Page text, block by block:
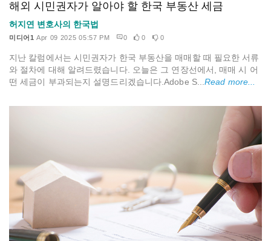
해외 시민권자가 알아야 할 한국 부동산 세금
허지연 변호사의 한국법
미디어1 Apr 09 2025 05:57 PM 0 0 0
지난 칼럼에서는 시민권자가 한국 부동산을 매매할 때 필요한 서류
와 절차에 대해 알려드렸습니다. 오늘은 그 연장선에서, 매매 시 어
떤 세금이 부과되는지 설명드리겠습니다.Adobe S...Read more...